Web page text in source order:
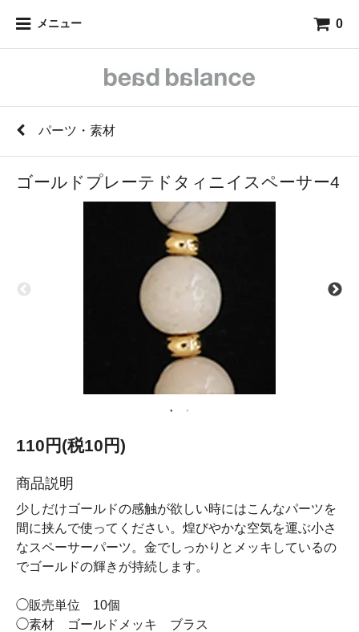
メニュー 0
パーツ・素材
ゴールドプレーテドタィニイスペーサー4
110円(税10円)
商品説明
少しだけゴールドの感触が欲しい時にはこんなパーツを
間に挟んで使ってください。煌びやかな空気を運ぶ小さ
なスペーサーパーツ。金でしっかりとメッキしているの
でゴールドの輝きが持続します。
◯販売単位 10個
◯素材 ゴールドメッキ ブラス